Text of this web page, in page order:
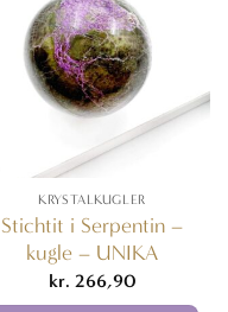
KRYSTALKUGLER
Stichtit i Serpentin –
kugle – UNIKA
kr. 266,90